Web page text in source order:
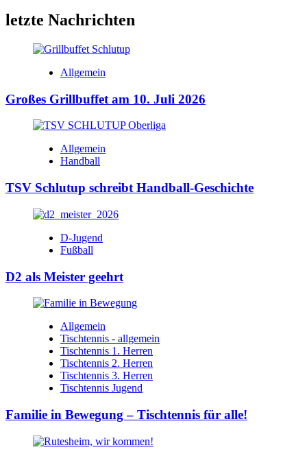
letzte Nachrichten
Allgemein
Großes Grillbuffet am 10. Juli 2026
Allgemein
Handball
TSV Schlutup schreibt Handball-Geschichte
D-Jugend
Fußball
D2 als Meister geehrt
Allgemein
Tischtennis - allgemein
Tischtennis 1. Herren
Tischtennis 2. Herren
Tischtennis 3. Herren
Tischtennis Jugend
Familie in Bewegung – Tischtennis für alle!